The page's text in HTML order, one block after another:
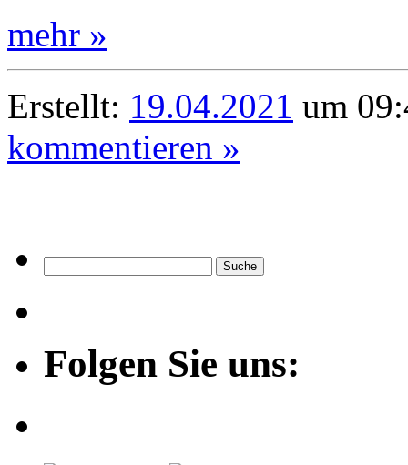
mehr »
Erstellt: 19.04.2021 um
kommentieren »
Folgen Sie uns: